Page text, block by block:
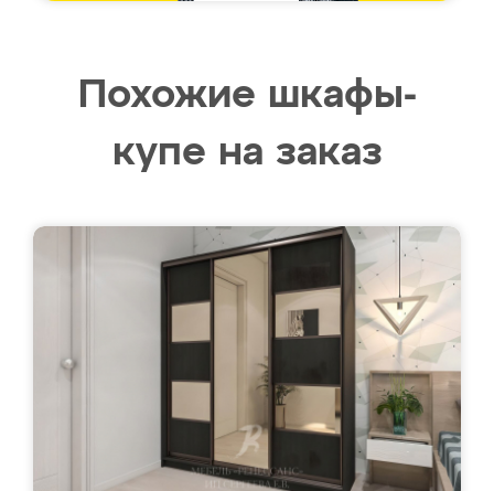
Похожие шкафы-
купе на заказ